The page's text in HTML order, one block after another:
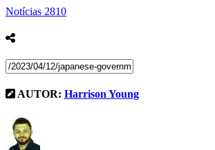
Notícias 2810
AUTOR: Harrison Young